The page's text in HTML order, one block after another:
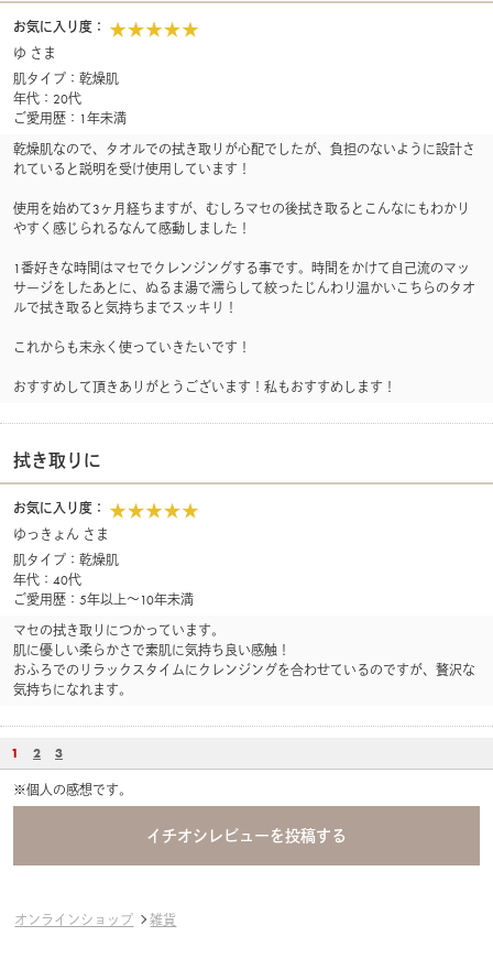
お気に入り度：
ゆ さま
肌タイプ：乾燥肌
年代：20代
ご愛用歴：1年未満
乾燥肌なので、タオルでの拭き取りが心配でしたが、負担のないように設計さ
れていると説明を受け使用しています！
使用を始めて3ヶ月経ちますが、むしろマセの後拭き取るとこんなにもわかり
すく感じられるなんて感動しました！
1番好きな時間はマセでクレンジングする事です。時間をかけて自己流のマッ
サージをしたあとに、ぬるま湯で濡らして絞ったじんわり温かいこちらのタオ
ルで拭き取ると気持ちまでスッキリ！
これからも末永く使っていきたいです！
おすすめして頂きありがとうございます！私もおすすめします！
拭き取りに
お気に入り度：
ゆっきょん さま
肌タイプ：乾燥肌
年代：40代
ご愛用歴：5年以上～10年未満
マセの拭き取りにつかっています。
肌に優しい柔らかさで素肌に気持ち良い感触！
おふろでのリラックスタイムにクレンジングを合わせているのですが、贅沢な
気持ちになれます。
1 2 3
※個人の感想です。
オンラインショップ 雑貨